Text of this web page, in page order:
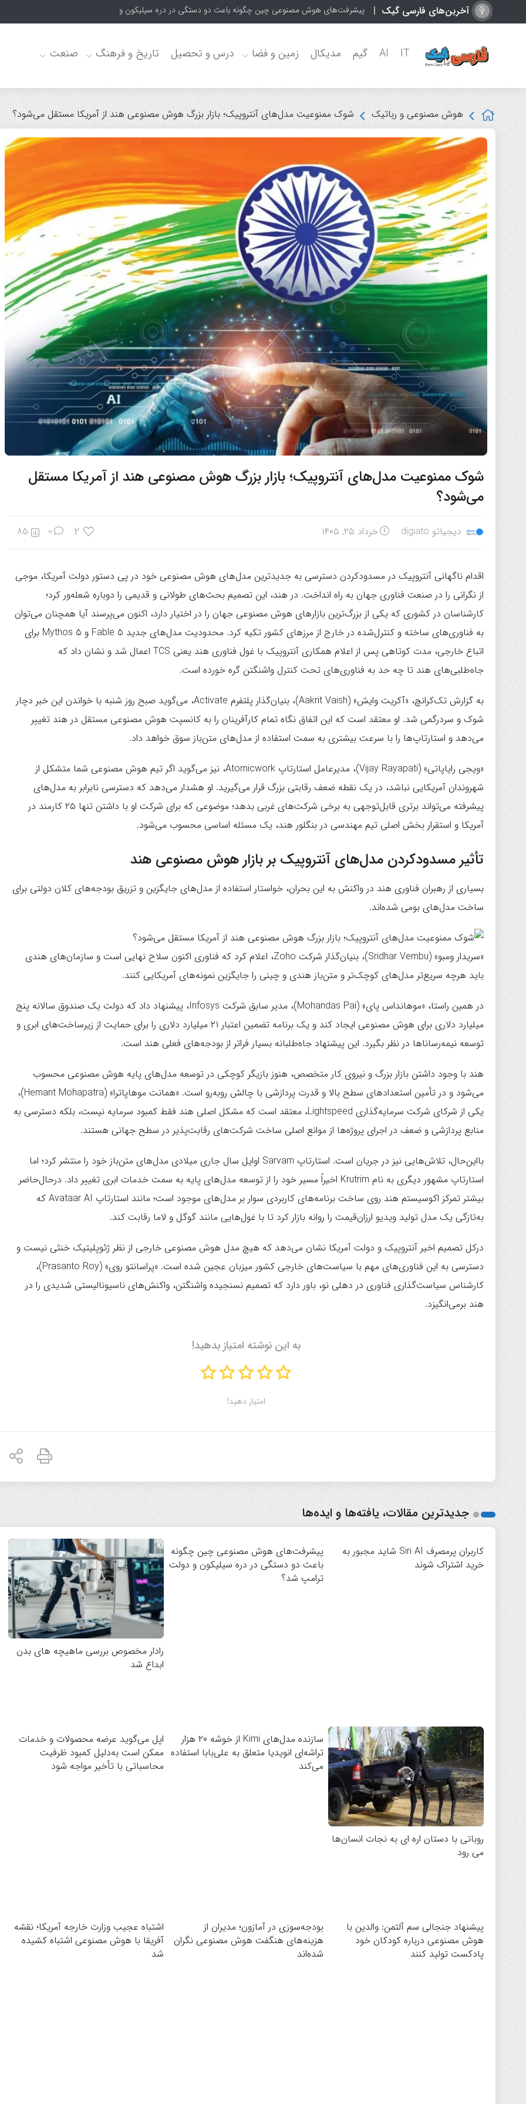
آخرین‌های فارسی گیک پیشرفت‌های هوش مصنوعی چین چگونه باعث دو دستگی در دره سیلیکون و دولت ترامپ شد؟
IT
AI گیم مدیکال زمین و فضا درس و تحصیل تاریخ و فرهنگ صنعت
هوش مصنوعی و رباتیک شوک ممنوعیت مدل‌های آنتروپیک؛ بازار بزرگ هوش مصنوعی هند از آمریکا مستقل می‌شود؟
شوک ممنوعیت مدل‌های آنتروپیک؛ بازار بزرگ هوش مصنوعی هند از آمریکا مستقل
می‌شود؟
دیجیاتو digiato خرداد ۲۵, ۱۴۰۵ 2
0
85
اقدام ناگهانی آنتروپیک در مسدودکردن دسترسی به جدیدترین مدل‌های هوش مصنوعی خود در پی دستور دولت آمریکا، موجی
از نگرانی را در صنعت فناوری جهان به راه انداخت. در هند، این تصمیم بحث‌های طولانی و قدیمی را دوباره شعله‌ور کرد؛
کارشناسان در کشوری که یکی از بزرگ‌ترین بازارهای هوش مصنوعی جهان را در اختیار دارد، اکنون می‌پرسند آیا همچنان می‌توان
به فناوری‌های ساخته و کنترل‌شده در خارج از مرزهای کشور تکیه کرد. محدودیت مدل‌های جدید Fable 5 و Mythos 5 برای
اتباع خارجی، مدت کوتاهی پس از اعلام همکاری آنتروپیک با غول فناوری هند یعنی TCS اعمال شد و نشان داد که
جاه‌طلبی‌های هند تا چه حد به فناوری‌های تحت کنترل واشنگتن گره خورده است.
به گزارش تک‌کرانچ، «آکریت وایش» (Aakrit Vaish)، بنیان‌گذار پلتفرم Activate، می‌گوید صبح روز شنبه با خواندن این خبر دچار
شوک و سردرگمی شد. او معتقد است که این اتفاق نگاه تمام کارآفرینان را به کانسپت هوش مصنوعی مستقل در هند تغییر
می‌دهد و استارتاپ‌ها را با سرعت بیشتری به سمت استفاده از مدل‌های متن‌باز سوق خواهد داد.
«ویجی رایاپاتی» (Vijay Rayapati)، مدیرعامل استارتاپ Atomicwork، نیز می‌گوید اگر تیم هوش مصنوعی شما متشکل از
شهروندان آمریکایی نباشد، در یک نقطه ضعف رقابتی بزرگ قرار می‌گیرید. او هشدار می‌دهد که دسترسی نابرابر به مدل‌های
پیشرفته می‌تواند برتری قابل‌توجهی به برخی شرکت‌های غربی بدهد؛ موضوعی که برای شرکت او با داشتن تنها ۲۵ کارمند در
آمریکا و استقرار بخش اصلی تیم مهندسی در بنگلور هند، یک مسئله اساسی محسوب می‌شود.
تأثیر مسدودکردن مدل‌های آنتروپیک بر بازار هوش مصنوعی هند
بسیاری از رهبران فناوری هند در واکنش به این بحران، خواستار استفاده از مدل‌های جایگزین و تزریق بودجه‌های کلان دولتی برای
ساخت مدل‌های بومی شده‌اند.
«سریدار ومبو» (Sridhar Vembu)، بنیان‌گذار شرکت Zoho، اعلام کرد که فناوری اکنون سلاح نهایی است و سازمان‌های هندی
باید هرچه سریع‌تر مدل‌های کوچک‌تر و متن‌باز هندی و چینی را جایگزین نمونه‌های آمریکایی کنند.
در همین راستا، «موهانداس پای» (Mohandas Pai)، مدیر سابق شرکت Infosys، پیشنهاد داد که دولت یک صندوق سالانه پنج
میلیارد دلاری برای هوش مصنوعی ایجاد کند و یک برنامه تضمین اعتبار ۲۱ میلیارد دلاری را برای حمایت از زیرساخت‌های ابری و
توسعه نیمه‌رساناها در نظر بگیرد. این پیشنهاد جاه‌طلبانه بسیار فراتر از بودجه‌های فعلی هند است.
هند با وجود داشتن بازار بزرگ و نیروی کار متخصص، هنوز بازیگر کوچکی در توسعه مدل‌های پایه هوش مصنوعی محسوب
می‌شود و در تأمین استعدادهای سطح بالا و قدرت پردازشی با چالش روبه‌رو است. «همانت موهاپاترا» (Hemant Mohapatra)،
یکی از شرکای شرکت سرمایه‌گذاری Lightspeed، معتقد است که مشکل اصلی هند فقط کمبود سرمایه نیست، بلکه دسترسی به
منابع پردازشی و ضعف در اجرای پروژه‌ها از موانع اصلی ساخت شرکت‌های رقابت‌پذیر در سطح جهانی هستند.
با‌این‌حال، تلاش‌هایی نیز در جریان است. استارتاپ Sarvam اوایل سال جاری میلادی مدل‌های متن‌باز خود را منتشر کرد؛ اما
استارتاپ مشهور دیگری به نام Krutrim اخیراً مسیر خود را از توسعه مدل‌های پایه به سمت خدمات ابری تغییر داد. درحال‌حاضر
بیشتر تمرکز اکوسیستم هند روی ساخت برنامه‌های کاربردی سوار بر مدل‌های موجود است؛ مانند استارتاپ Avataar AI که
به‌تازگی یک مدل تولید ویدیو ارزان‌قیمت را روانه بازار کرد تا با غول‌هایی مانند گوگل و لاما رقابت کند.
درکل تصمیم اخیر آنتروپیک و دولت آمریکا نشان می‌دهد که هیچ مدل هوش مصنوعی خارجی از نظر ژئوپلیتیک خنثی نیست و
دسترسی به این فناوری‌های مهم با سیاست‌های خارجی کشور میزبان عجین شده است. «پراسانتو روی» (Prasanto Roy)،
کارشناس سیاست‌گذاری فناوری در دهلی نو، باور دارد که تصمیم نسنجیده واشنگتن، واکنش‌های ناسیونالیستی شدیدی را در
هند برمی‌انگیزد.
به این نوشته امتیاز بدهید!
امتیاز دهید!
جدیدترین مقالات، یافته‌ها و ایده‌ها
کاربران پرمصرف Siri AI شاید مجبور به
خرید اشتراک شوند
پیشرفت‌های هوش مصنوعی چین چگونه
باعث دو دستگی در دره سیلیکون و دولت
ترامپ شد؟
رادار مخصوص بررسی ماهیچه های بدن
ابداع شد
روباتی با دستان اره ای به نجات انسان‌ها
می رود
سازنده مدل‌های Kimi از خوشه ۲۰ هزار
تراشه‌ای انویدیا متعلق به علی‌بابا استفاده
می‌کند
اپل می‌گوید عرضه محصولات و خدمات
ممکن است به‌دلیل کمبود ظرفیت
محاسباتی با تأخیر مواجه شود
پیشنهاد جنجالی سم آلتمن: والدین با
هوش مصنوعی درباره کودکان خود
پادکست تولید کنند
بودجه‌سوزی در آمازون؛ مدیران از
هزینه‌های هنگفت هوش مصنوعی نگران
شده‌اند
اشتباه عجیب وزارت خارجه آمریکا؛ نقشه
آفریقا با هوش مصنوعی اشتباه کشیده
شد